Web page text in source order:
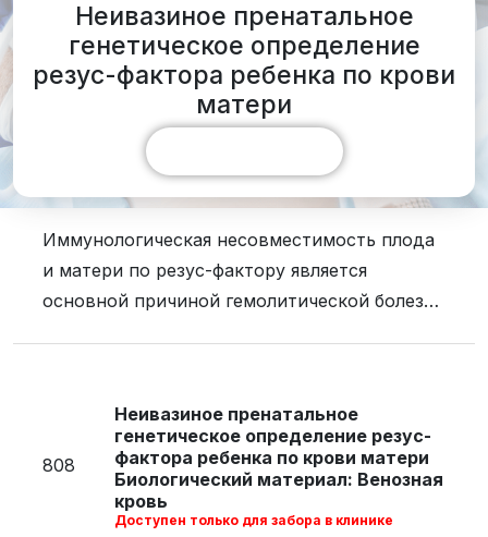
Неивазиное пренатальное
генетическое определение
резус-фактора ребенка по крови
матери
Иммунологическая несовместимость плода
и матери по резус-фактору является
основной причиной гемолитической болезни
Определение резус-фактора методом ПЦР в
режиме реального времени заключается в
определении гена RHD, кодирующего D-
антиген. Если он есть, то человек резус-
808
Неивазиное пренатальное
генетическое определение резус-
фактора ребенка по крови матери
Биологический материал: Венозная
кровь
Доступен только для забора в клинике